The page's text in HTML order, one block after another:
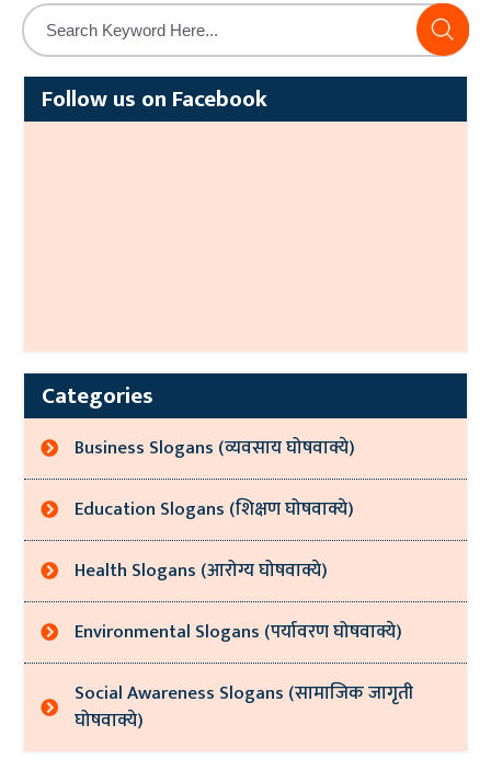
Follow us on Facebook
Categories
Business Slogans (व्यवसाय घोषवाक्ये)
Education Slogans (शिक्षण घोषवाक्ये)
Health Slogans (आरोग्य घोषवाक्ये)
Environmental Slogans (पर्यावरण घोषवाक्ये)
Social Awareness Slogans (सामाजिक जागृती
घोषवाक्ये)